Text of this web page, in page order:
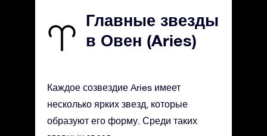
Главные звезды
в Овен (Aries)
Каждое созвездие Aries имеет
несколько ярких звезд, которые
образуют его форму. Среди таких